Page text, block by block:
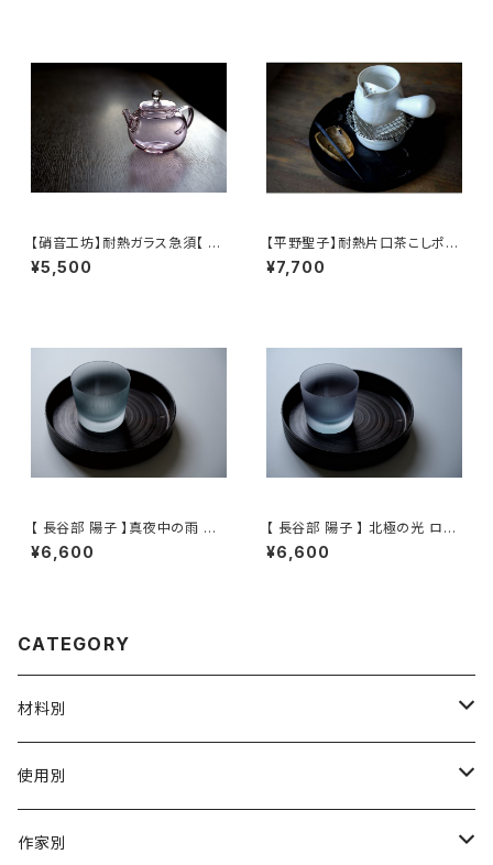
【硝音工坊】耐熱ガラス急須【 Sh
ione Studio】Borosilicate g
lass teapot
¥5,500
【平野聖子】耐熱片口茶こしポッ
ト / 【Masako Hirano】Heat-r
esistant spout tea strainer
¥7,700
【 長谷部 陽子 】真夜中の雨 ロ
ックグラス / 【 Yoko Hasebe
】Whisky Tumbler
¥6,600
【 長谷部 陽子 】 北極の光 ロッ
クグラス / 【 Yoko Hasebe 】
Whisky Tumbler
¥6,600
CATEGORY
材料別
陶磁器
ガラス
使用別
茶壺 急须 土瓶
作家別